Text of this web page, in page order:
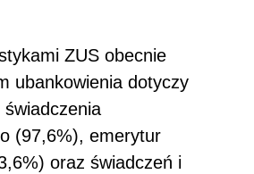
ZUS obecnie
ubankowienia dotyczy
(97,6%), emerytur
oraz świadczeń i